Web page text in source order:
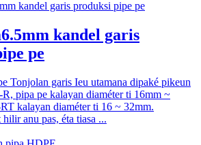
kandel garis
pe
Tonjolan garis Ieu utamana dipaké pikeun
R, pipa pe kalayan diaméter ti 16mm ~
kalayan diaméter ti 16 ~ 32mm.
anu pas, éta tiasa ...